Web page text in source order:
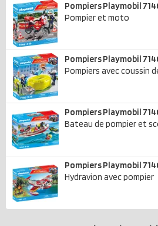
Pompiers Playmobil
Pompier et moto
Pompiers Playmobil
Pompiers avec coussin
Pompiers Playmobil
Bateau de pompier et
Pompiers Playmobil
Hydravion avec pompier